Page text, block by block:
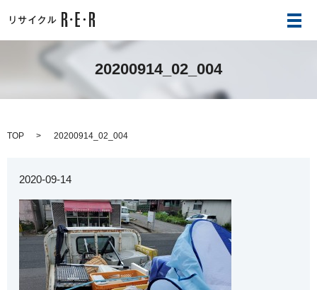
メ
20200914_02_004
TOP 20200914_02_004
2020-09-14